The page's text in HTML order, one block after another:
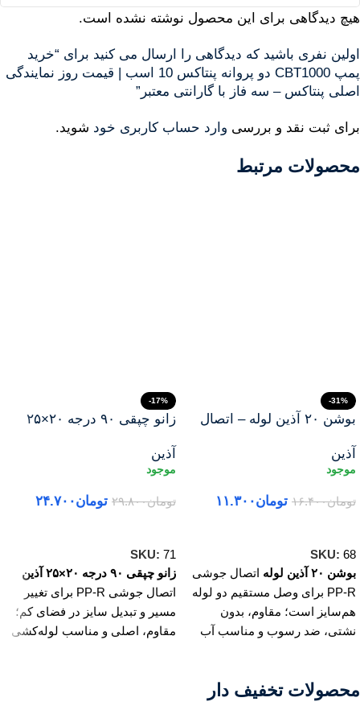
هیچ دیدگاهی برای این محصول نوشته نشده است.
اولین نفری باشید که دیدگاهی را ارسال می کنید برای “خرید
پمپ CBT1000 دو پروانه پنتاکس 10 اسب | قیمت روز نمایندگی
اصلی پنتاکس – سه فاز با گارانتی معتبر”
برای ثبت نقد و بررسی وارد حساب کاربری خود شوید.
محصولات مرتبط
-31%
بوشن ۲۰ آذین لوله – اتصال
سیستم‌های لوله‌کشی آب
آذین
تومان۱۶.۴۰۰ تومان۱۱.۳۰۰
SKU: 68
بوشن ۲۰ آذین لوله
اتصال جوشی
PP-R برای وصل مستقیم دو لوله
هم‌سایز است؛ مقاوم، بدون
نشتی، ضد رسوب و مناسب آب
مزایای مهم ✅
-17%
زانو چپقی ۹۰ درجه ۲۰×۲۵
غیرهم‌سایز برای تغییر مسیر در
لوله‌کشی آب
آذین
تومان۲۹.۸۰۰ تومان۲۴.۷۰۰
SKU: 71
زانو چپقی ۹۰ درجه ۲۰×۲۵ آذین
اتصال جوشی PP-R برای تغییر
مسیر و تبدیل سایز در فضای کم؛
مقاوم، اصلی و مناسب لوله‌کشی
محصولات تخفیف دار